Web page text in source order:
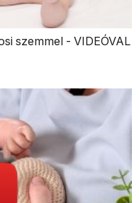
szemmel - VIDEÓVAL